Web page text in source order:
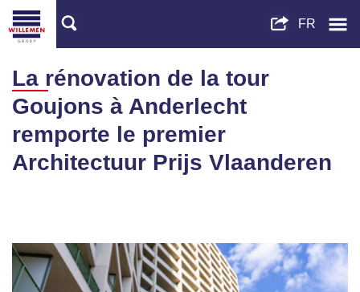
La rénovation de la tour
Goujons à Anderlecht
remporte le premier
Architectuur Prijs Vlaanderen